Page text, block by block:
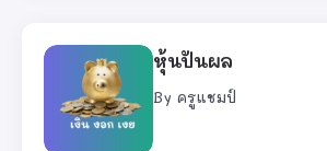
หุ้นปันผล
By ครูแชมป์